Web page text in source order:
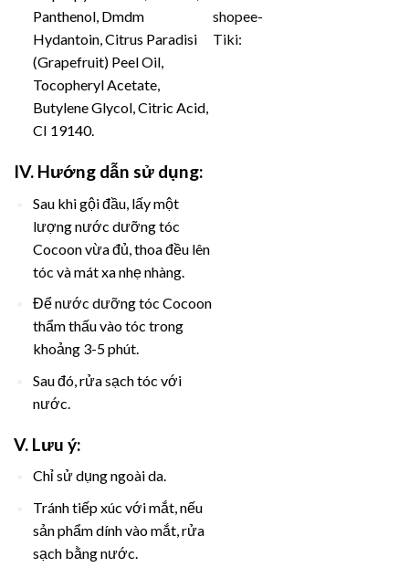
Panthenol, Dmdm
Hydantoin, Citrus Paradisi
(Grapefruit) Peel Oil,
Tocopheryl Acetate,
Butylene Glycol, Citric Acid,
CI 19140.
IV. Hướng dẫn sử dụng:
Sau khi gội đầu, lấy một
lượng nước dưỡng tóc
Cocoon vừa đủ, thoa đều lên
tóc và mát xa nhẹ nhàng.
Để nước dưỡng tóc Cocoon
thẩm thấu vào tóc trong
khoảng 3-5 phút.
Sau đó, rửa sạch tóc với
nước.
V. Lưu ý:
Chỉ sử dụng ngoài da.
Tránh tiếp xúc với mắt, nếu
sản phẩm dính vào mắt, rửa
sạch bằng nước.
shopee-
Tiki: